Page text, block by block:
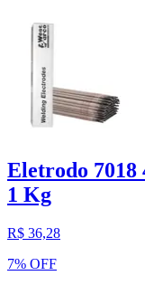
Eletrodo 7018
1 Kg
R$ 36,28
7% OFF